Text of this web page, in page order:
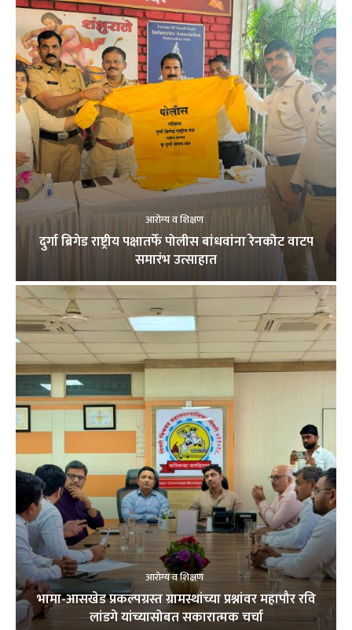
आरोग्य व शिक्षण
दुर्गा ब्रिगेड राष्ट्रीय पक्षातर्फे पोलीस बांधवांना रेनकोट वाटप
समारंभ उत्साहात
आरोग्य व शिक्षण
भामा-आसखेड प्रकल्पग्रस्त ग्रामस्थांच्या प्रश्नांवर महापौर रवि
लांडगे यांच्यासोबत सकारात्मक चर्चा